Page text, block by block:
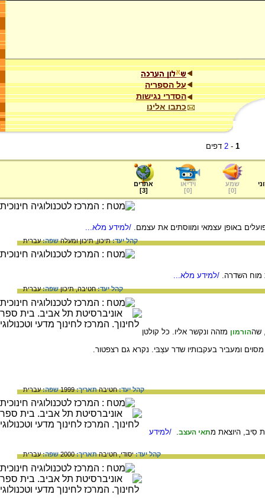
על הספריה
הסדרי נגישות
כתבו אלינו
1
-
2 דפים
שמע
[
0
]
וידיאו
[
0
]
אתרים
[
3
]
באופן עצמאי ומווסתים את עצמם. /למידע מלא...
קהל יעד:תיכון,תיכון ומעלהשפה:עברית
מוח השדרה. /למידע מלא...
קהל יעד:חטיבה,תיכוןשפה:עברית
הורמון מזהה ונקשר אליו. כל קולטן
קהל יעד:חטיבהתאריך:1999 שפה:עברית
סִיב, היוצאת מתאי העצב /למידע
קהל יעד:יסודי,חטיבהתאריך:2000 שפה:עברית